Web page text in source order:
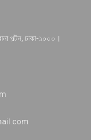
পল্টন, ঢাকা-১০০০।